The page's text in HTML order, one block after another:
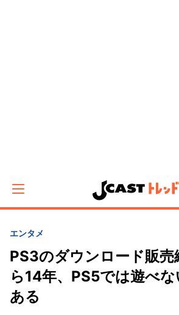
エンタメ
PS3のダウンロード販
ら14年、PS5では遊べ
ある